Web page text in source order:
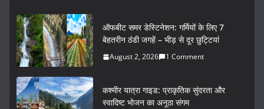
o
k
ऑफबीट समर डेस्टिनेशन: गर्मियों के लिए 7
बेहतरीन ठंडी जगहें – भीड़ से दूर छुट्टियां
August 2, 2026 1 Comment
कश्मीर यात्रा गाइड: प्राकृतिक सुंदरता और
स्वादिष्ट भोजन का अनूठा संगम